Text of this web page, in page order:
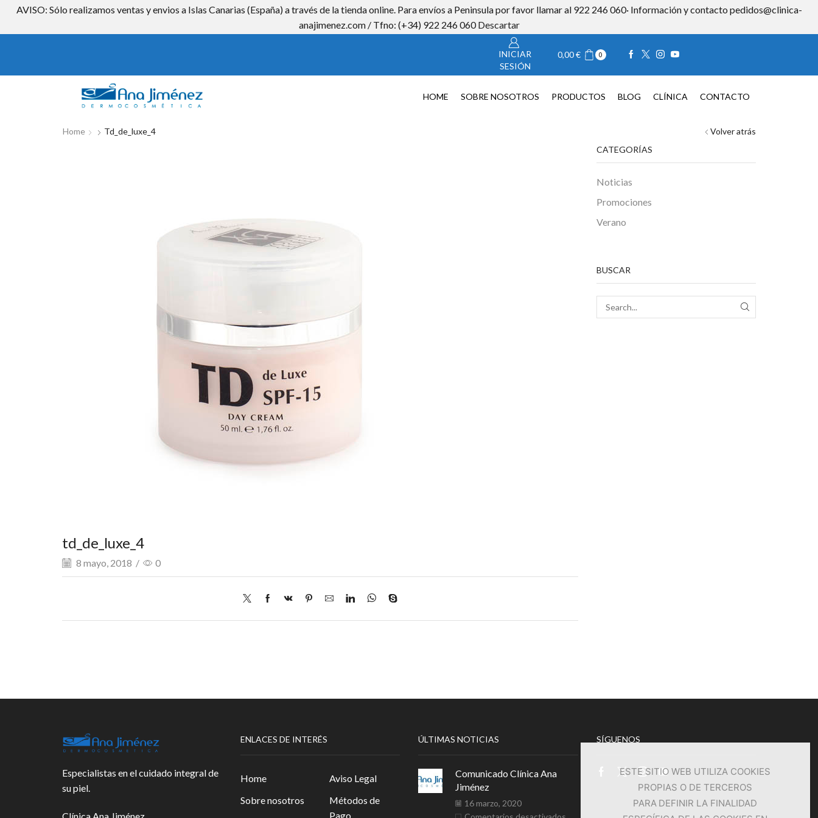
AVISO: Sólo realizamos ventas y envios a Islas Canarias (España) a través de la tienda online. Para envíos a Peninsula por favor llamar al 922 246 060· Información y contacto pedidos@clinica-
anajimenez.com / Tfno: (+34) 922 246 060Descartar
Iniciar sesión 0,00€ 0
INICIAR
SESIÓN
0,00€ 0
HOME SOBRE NOSOTROS PRODUCTOS BLOG CLÍNICA CONTACTO
Volver atrás
Home Td_de_luxe_4
td_de_luxe_4
8 mayo, 2018 / 0
CATEGORÍAS
Noticias
Promociones
Verano
BUSCAR
SEARCH
Especialistas en el cuidado integral de
su piel.
Clínica Ana Jiménez
ENLACES DE INTERÉS
Home
Sobre nosotros
Aviso Legal
Métodos de
Pago
ÚLTIMAS NOTICIAS
Comunicado Clínica Ana
Jiménez
16 marzo, 2020
SÍGUENOS
Facebook
TwitterInstagram
Youtube
ESTE SITIO WEB UTILIZA COOKIES
PROPIAS O DE TERCEROS
PARA DEFINIR LA FINALIDAD